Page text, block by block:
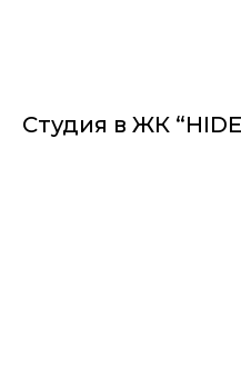
Студия в ЖК